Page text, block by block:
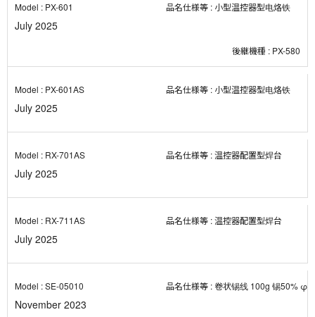
PX-601 小型温控器型电烙铁
July 2025
PX-580
PX-601AS 小型温控器型电烙铁
July 2025
RX-701AS 温控器配置型焊台
July 2025
RX-711AS 温控器配置型焊台
July 2025
SE-05010 卷状锡线 100g 锡50%
November 2023